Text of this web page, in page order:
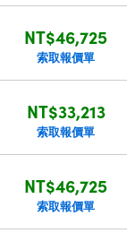
NT$46,725
索取報價單
NT$33,213
索取報價單
NT$46,725
索取報價單